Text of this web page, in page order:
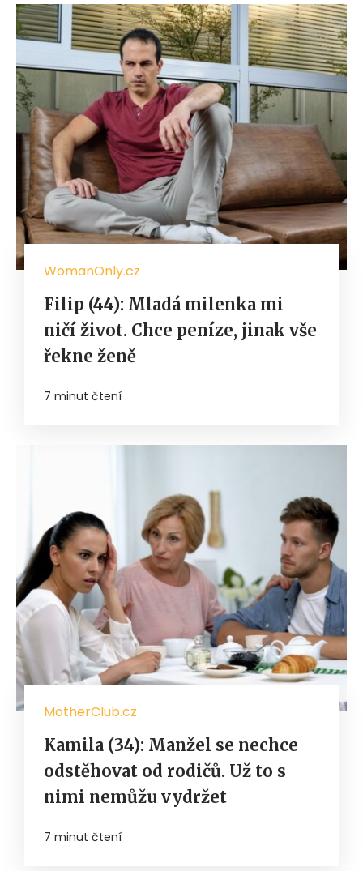
WomanOnly.cz
Filip (44): Mladá milenka mi
ničí život. Chce peníze, jinak vše
řekne ženě
7 minut čtení
MotherClub.cz
Kamila (34): Manžel se nechce
odstěhovat od rodičů. Už to s
nimi nemůžu vydržet
7 minut čtení